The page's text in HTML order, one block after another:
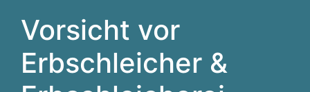
Vorsicht vor
Erbschleicher &